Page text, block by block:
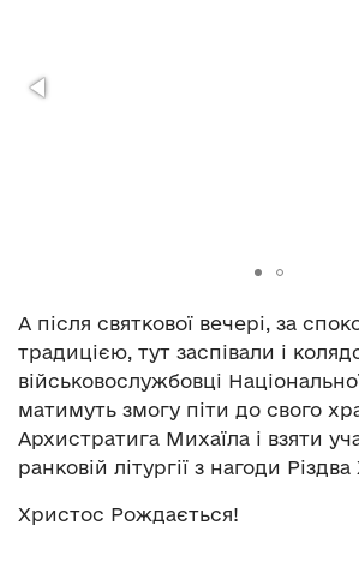
А після святкової вечері, за
традицією, тут заспівали і
військовослужбовці
матимуть змогу піти до свого
Архистратига Михаїла і взяти
ранковій літургії з нагоди
Христос Рождається!